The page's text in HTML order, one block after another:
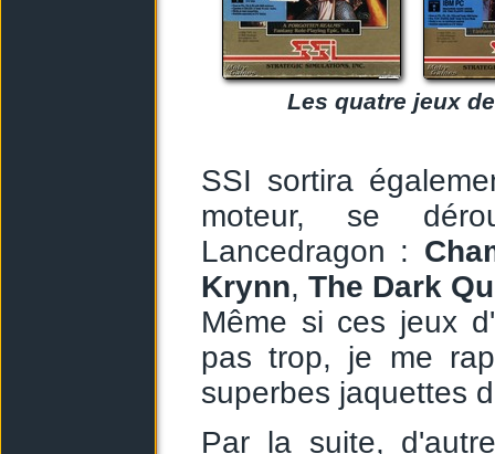
Les quatre jeux
SSI sortira
moteur, se
Lancedragon :
Krynn, The Dark
Même si ces jeux
pas trop, je me
superbes jaquettes
Par la suite,